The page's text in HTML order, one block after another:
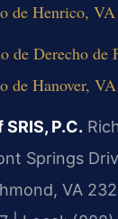
de Henrico, VA
de Derecho de
de Hanover, VA
P.C.
Springs
VA